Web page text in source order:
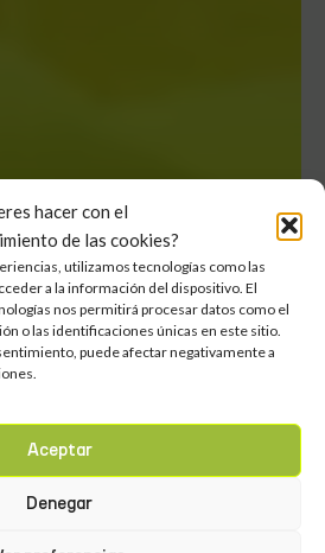
hacer con el
de las cookies?
utilizamos tecnologías como las
a la información del dispositivo. El
nos permitirá procesar datos como el
o las identificaciones únicas en este sitio.
puede afectar negativamente a
Aceptar
Denegar
aislar del
último